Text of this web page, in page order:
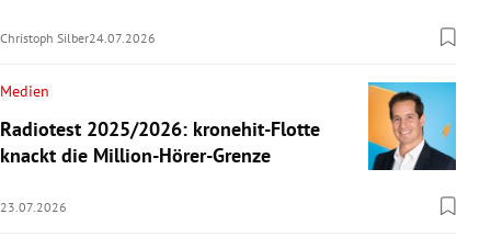
Christoph Silber24.07.2026
Medien
Radiotest 2025/2026: kronehit-Flotte
knackt die Million-Hörer-Grenze
23.07.2026